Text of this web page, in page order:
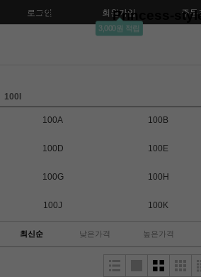
로그인 회원가입
3,000원 적립
주문
Princess-
100I
100A 100B
100D 100E
100G 100H
100J 100K
최신순 낮은가격 높은가격